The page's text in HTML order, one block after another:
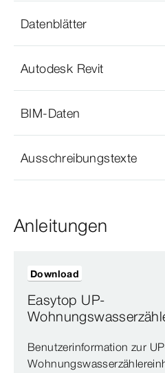
Datenblätter
Autodesk Revit
BIM-Daten
Ausschreibungstexte
Anleitungen
Easytop UP-
Benutzerinformation zur
Download